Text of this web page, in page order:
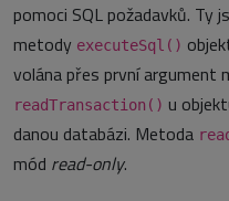
pomoci SQL požadavků. Ty
metody executeSql()
volána přes první argument
readTransaction() u
danou databázi. Metoda
mód read-only.